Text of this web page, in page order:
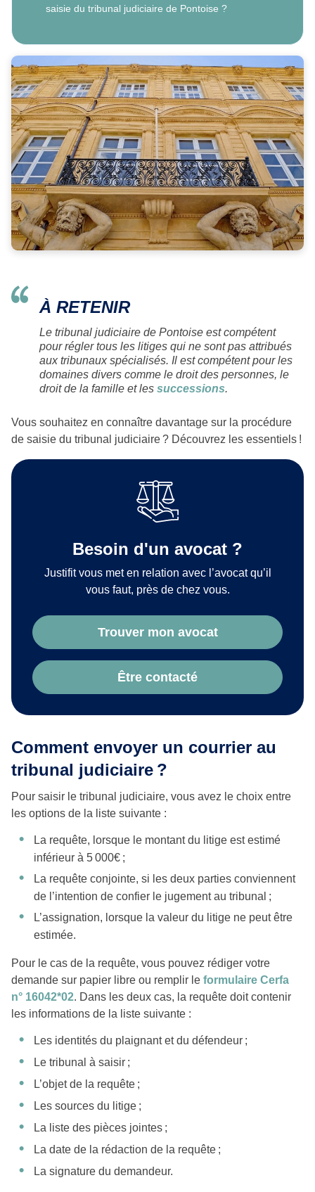
saisie du tribunal judiciaire de Pontoise ?
À RETENIR
Le tribunal judiciaire de Pontoise est compétent
pour régler tous les litiges qui ne sont pas attribués
aux tribunaux spécialisés. Il est compétent pour les
domaines divers comme le droit des personnes, le
droit de la famille et les successions.
Vous souhaitez en connaître davantage sur la procédure
de saisie du tribunal judiciaire ? Découvrez les essentiels !
Besoin d'un avocat ?
Justifit vous met en relation avec l’avocat qu’il
vous faut, près de chez vous.
Trouver mon avocat
Être contacté
Comment envoyer un courrier au
tribunal judiciaire ?
Pour saisir le tribunal judiciaire, vous avez le choix entre
les options de la liste suivante :
La requête, lorsque le montant du litige est estimé
inférieur à 5 000€ ;
La requête conjointe, si les deux parties conviennent
de l’intention de confier le jugement au tribunal ;
L’assignation, lorsque la valeur du litige ne peut être
estimée.
Pour le cas de la requête, vous pouvez rédiger votre
demande sur papier libre ou remplir le formulaire Cerfa
n° 16042*02. Dans les deux cas, la requête doit contenir
les informations de la liste suivante :
Les identités du plaignant et du défendeur ;
Le tribunal à saisir ;
L’objet de la requête ;
Les sources du litige ;
La liste des pièces jointes ;
La date de la rédaction de la requête ;
La signature du demandeur.